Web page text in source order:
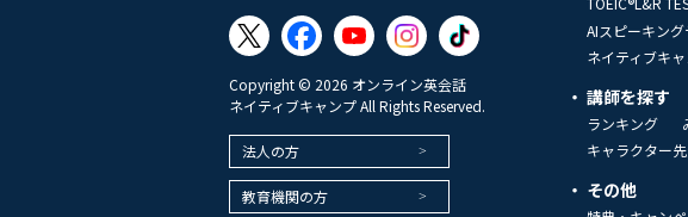
Copyright © 2026 オンライン英会話
ネイティブキャンプ All Rights Reserved.
法人の方
教育機関の方
AIスピーキング
ネイティブキ
講師を探す
ランキング
キャラクター
その他